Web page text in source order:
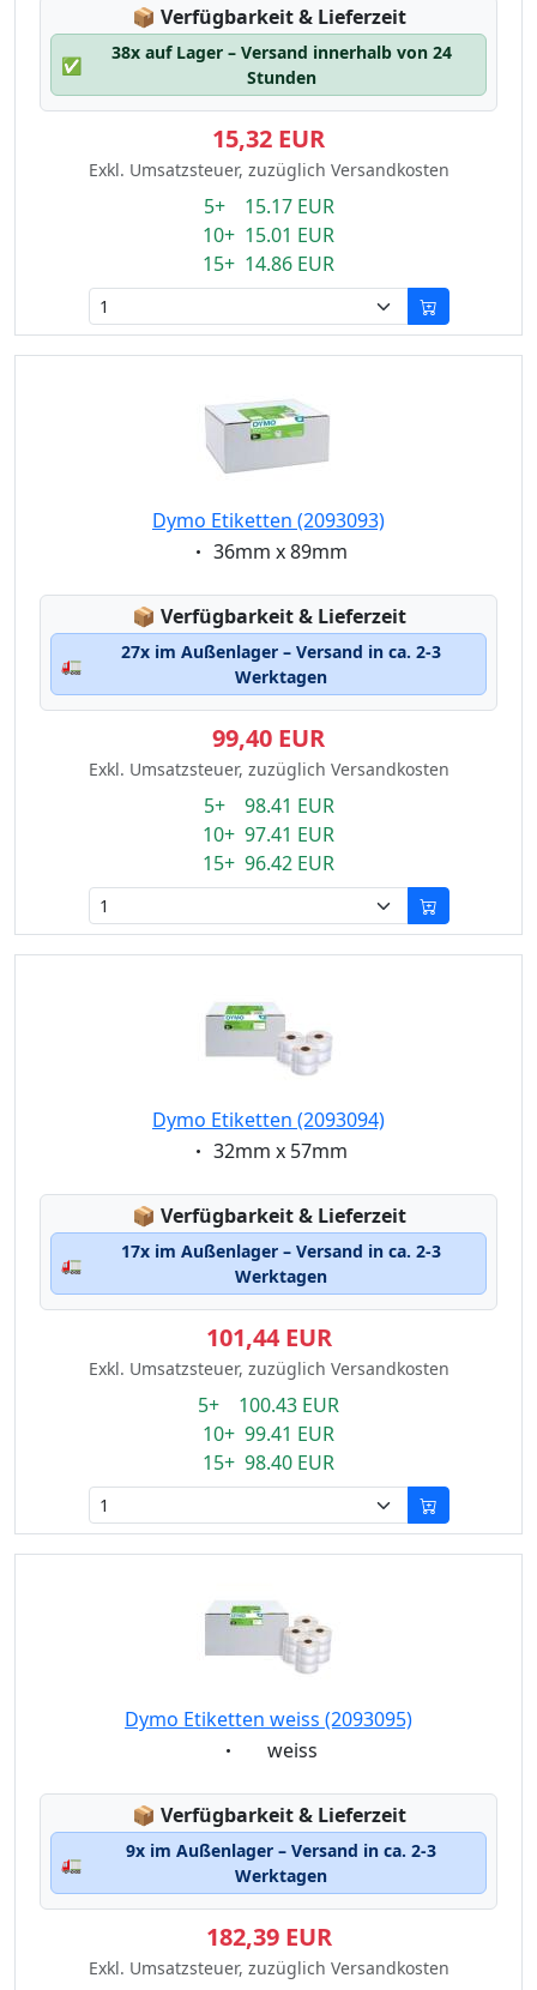
📦 Lagerstatus:
Verfügbarkeit & Lieferzeit
✅
38x auf Lager – Versand innerhalb von 24
Stunden
15,32 EUR
Exkl. Umsatzsteuer, zuzüglich Versandkosten
5+ 15.17 EUR
10+ 15.01 EUR
15+ 14.86 EUR
Dymo Etiketten (2093093)
Eigenschaft:
36mm x 89mm
📦 Lagerstatus:
Verfügbarkeit & Lieferzeit
🚛
27x im Außenlager – Versand in ca. 2-3
Werktagen
99,40 EUR
Exkl. Umsatzsteuer, zuzüglich Versandkosten
5+ 98.41 EUR
10+ 97.41 EUR
15+ 96.42 EUR
Dymo Etiketten (2093094)
Eigenschaft:
32mm x 57mm
📦 Lagerstatus:
Verfügbarkeit & Lieferzeit
🚛
17x im Außenlager – Versand in ca. 2-3
Werktagen
101,44 EUR
Exkl. Umsatzsteuer, zuzüglich Versandkosten
5+ 100.43 EUR
10+ 99.41 EUR
15+ 98.40 EUR
Dymo Etiketten weiss (2093095)
Eigenschaft:
weiss
📦 Lagerstatus:
Verfügbarkeit & Lieferzeit
🚛
9x im Außenlager – Versand in ca. 2-3
Werktagen
182,39 EUR
Exkl. Umsatzsteuer, zuzüglich Versandkosten